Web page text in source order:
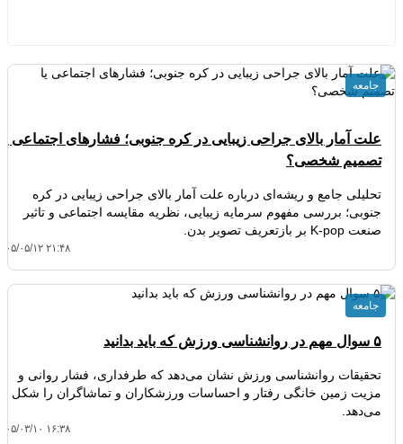
علت آمار بالای جراحی زیبایی در کره جنوبی؛ فشارهای اجتماعی یا
تصمیم شخصی؟
تحلیلی جامع و ریشه‌ای درباره علت آمار بالای جراحی زیبایی در کره
جنوبی؛ بررسی مفهوم سرمایه زیبایی، نظریه مقایسه اجتماعی و تاثیر
صنعت K-pop بر بازتعریف تصویر بدن.
۱۴۰۵/۰۵/۱۲ ۲۱:۴۸
جامعه
تحقیقات روانشناسی ورزش نشان می‌دهد که طرفداری، فشار روانی و
مزیت زمین خانگی رفتار و احساسات ورزشکاران و تماشاگران را شکل
می‌دهد.
۱۴۰۵/۰۳/۱۰ ۱۶:۳۸
جامعه